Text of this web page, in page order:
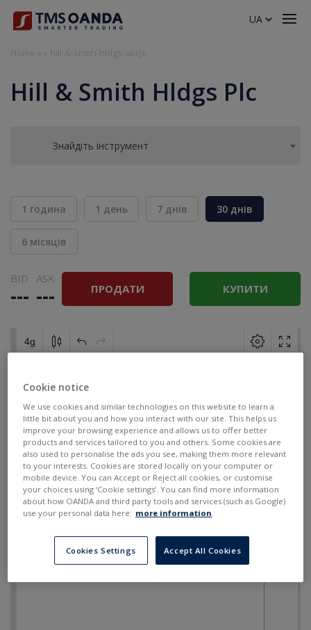
Hill & Smith Hldgs Plc
Знайдіть інструмент
1 година 1 день 7 днів 30 днів
6 місяців
BID
---
ASK
--- ПРОДАТИ КУПИТИ
UA
Cookie notice
We use cookies and similar technologies on this website to learn a
little bit about you and how you interact with our site. This helps us
improve your browsing experience and allows us to offer better
products and services tailored to you and others. Some cookies are
also used to personalise the ads you see, making them more relevant
to your interests. Cookies are stored locally on your computer or
mobile device. You can Accept or Reject all cookies, or customise
your choices using ‘Cookie settings’. You can find more information
about how OANDA and third party tools and services (such as Google)
use your personal data here: more information.
Cookies Settings Accept All Cookies